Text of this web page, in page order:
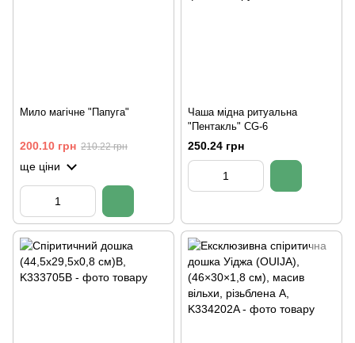
Мило магічне "Папуга"
200.10 грн 210.22 грн
ще ціни
Чаша мідна ритуальна
"Пентакль" CG-6
250.24 грн